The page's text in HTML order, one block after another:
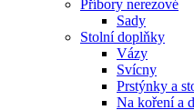
Příbory nerezové
Sady
Stolní doplňky
Vázy
Svícny
Prstýnky a
Na koření a